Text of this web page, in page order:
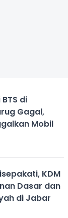
di
Gagal,
Mobil
KDM
Dasar dan
di Jabar